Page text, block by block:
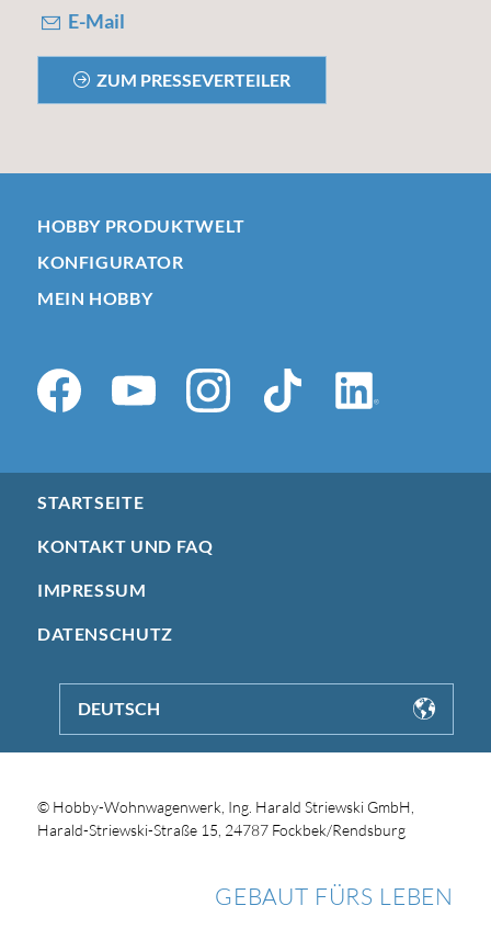
E-Mail
ZUM PRESSEVERTEILER
HOBBY PRODUKTWELT
KONFIGURATOR
MEIN HOBBY
STARTSEITE
KONTAKT UND FAQ
IMPRESSUM
DATENSCHUTZ
DEUTSCH
© Hobby-Wohnwagenwerk, Ing. Harald Striewski GmbH,
Harald-Striewski-Straße 15, 24787 Fockbek/Rendsburg
GEBAUT FÜRS LEBEN